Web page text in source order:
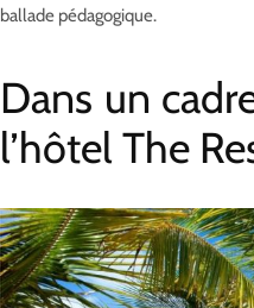
ballade pédagogique.
Dans un
l’hôtel The